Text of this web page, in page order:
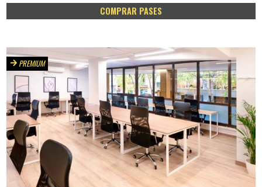
COMPRAR PASES
PREMIUM